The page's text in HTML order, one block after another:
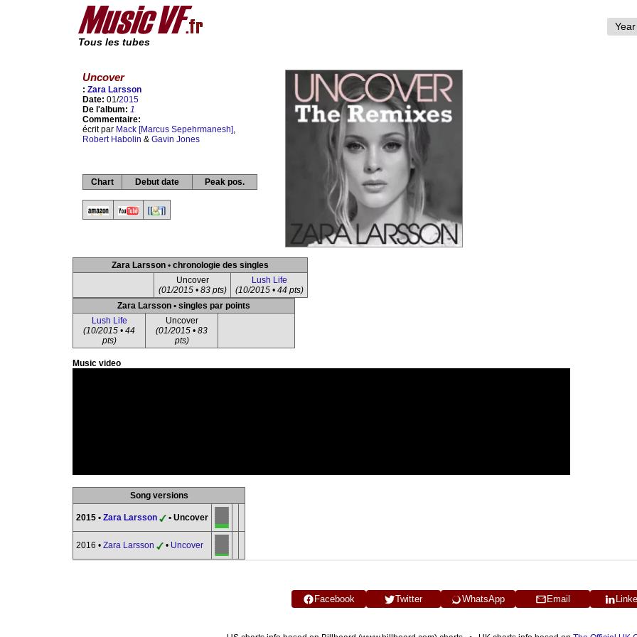
Tous les tubes
Uncover
: Zara Larsson
Date: 01/2015
De l'album: 1
Commentaire:
écrit par Mack [Marcus Sepehrmanesh],
Robert Habolin & Gavin Jones
Chart Debut date Peak pos.
Zara Larsson • chronologie des singles
Uncover
(01/2015 • 83 pts)
Lush Life
(10/2015 • 44 pts)
Zara Larsson • singles par points
Lush Life
(10/2015 • 44
pts)
Uncover
(01/2015 • 83
pts)
Music video
Song versions
2015 • Zara Larsson • Uncover
2016 • Zara Larsson • Uncover
Facebook Twitter WhatsApp Email